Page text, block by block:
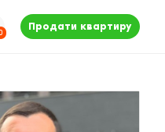
Продати квартиру